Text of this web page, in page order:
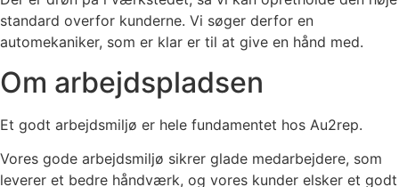
standard overfor kunderne. Vi søger derfor en
automekaniker, som er klar er til at give en hånd med.
Om arbejdspladsen
Et godt arbejdsmiljø er hele fundamentet hos Au2rep.
Vores gode arbejdsmiljø sikrer glade medarbejdere, som
leverer et bedre håndværk, og vores kunder elsker et godt